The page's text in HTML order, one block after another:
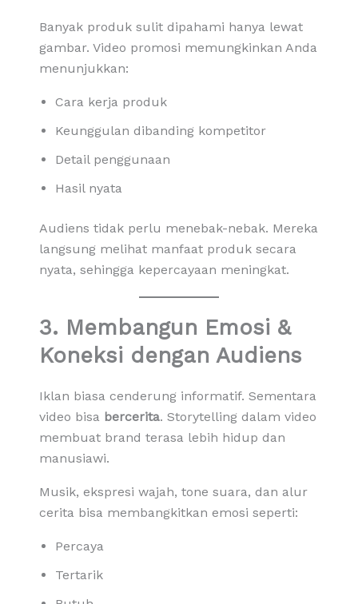
Banyak produk sulit dipahami hanya lewat
gambar. Video promosi memungkinkan Anda
menunjukkan:
Cara kerja produk
Keunggulan dibanding kompetitor
Detail penggunaan
Hasil nyata
Audiens tidak perlu menebak-nebak. Mereka
langsung melihat manfaat produk secara
nyata, sehingga kepercayaan meningkat.
3. Membangun Emosi &
Koneksi dengan Audiens
Iklan biasa cenderung informatif. Sementara
video bisa bercerita. Storytelling dalam video
membuat brand terasa lebih hidup dan
manusiawi.
Musik, ekspresi wajah, tone suara, dan alur
cerita bisa membangkitkan emosi seperti:
Percaya
Tertarik